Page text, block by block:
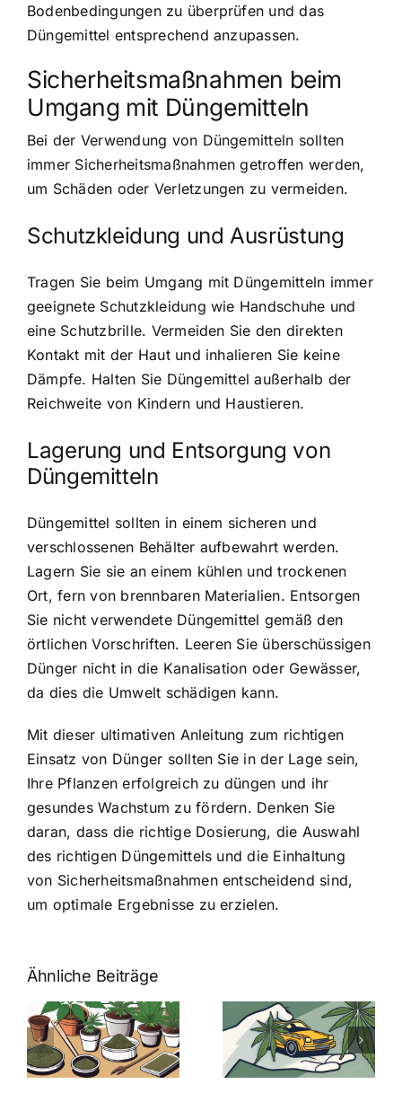
Bodenbedingungen zu überprüfen und das
Düngemittel entsprechend anzupassen.
Sicherheitsmaßnahmen beim
Umgang mit Düngemitteln
Bei der Verwendung von Düngemitteln sollten
immer Sicherheitsmaßnahmen getroffen werden,
um Schäden oder Verletzungen zu vermeiden.
Schutzkleidung und Ausrüstung
Tragen Sie beim Umgang mit Düngemitteln immer
geeignete Schutzkleidung wie Handschuhe und
eine Schutzbrille. Vermeiden Sie den direkten
Kontakt mit der Haut und inhalieren Sie keine
Dämpfe. Halten Sie Düngemittel außerhalb der
Reichweite von Kindern und Haustieren.
Lagerung und Entsorgung von
Düngemitteln
Düngemittel sollten in einem sicheren und
verschlossenen Behälter aufbewahrt werden.
Lagern Sie sie an einem kühlen und trockenen
Ort, fern von brennbaren Materialien. Entsorgen
Sie nicht verwendete Düngemittel gemäß den
örtlichen Vorschriften. Leeren Sie überschüssigen
Dünger nicht in die Kanalisation oder Gewässer,
da dies die Umwelt schädigen kann.
Mit dieser ultimativen Anleitung zum richtigen
Einsatz von Dünger sollten Sie in der Lage sein,
Ihre Pflanzen erfolgreich zu düngen und ihr
gesundes Wachstum zu fördern. Denken Sie
daran, dass die richtige Dosierung, die Auswahl
des richtigen Düngemittels und die Einhaltung
von Sicherheitsmaßnahmen entscheidend sind,
um optimale Ergebnisse zu erzielen.
Ähnliche Beiträge
Neue THC-
Grenzwert-
Regelung:
Was Sie über
Cannabis und
Cannabis
Samen
kaufen: Alles
was Sie